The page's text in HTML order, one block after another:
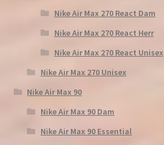
Nike Air Max 270 React Dam
Nike Air Max 270 React Herr
Nike Air Max 270 React Unisex
Nike Air Max 270 Unisex
Nike Air Max 90
Nike Air Max 90 Dam
Nike Air Max 90 Essential